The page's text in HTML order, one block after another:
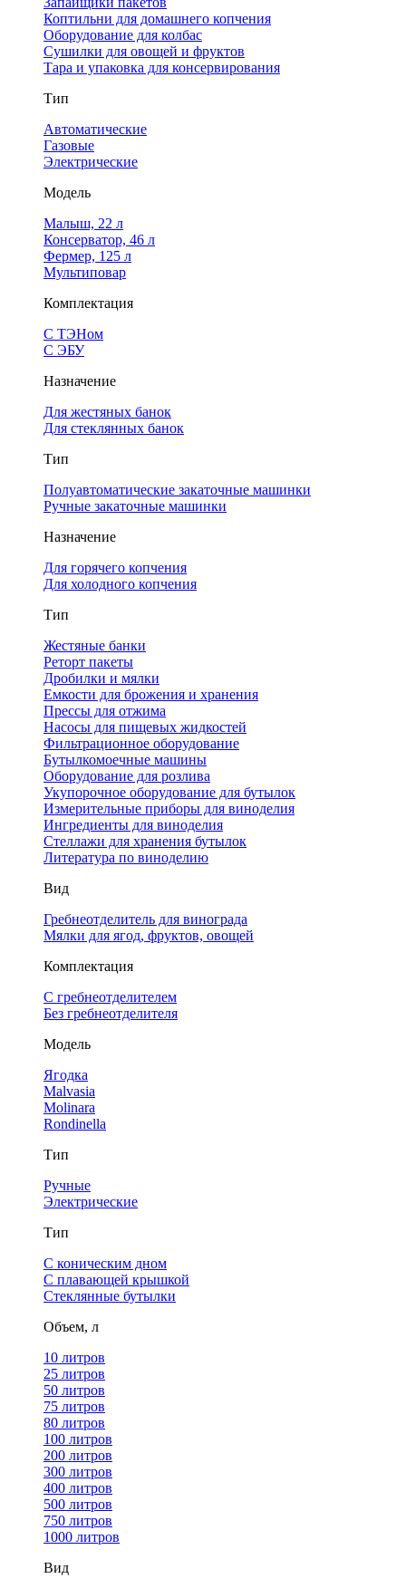
Коптильни для домашнего копчения
Оборудование для колбас
Сушилки для овощей и фруктов
Тара и упаковка для консервирования
Тип
Автоматические
Газовые
Электрические
Модель
Малыш, 22 л
Консерватор, 46 л
Фермер, 125 л
Мультиповар
Комплектация
С ТЭНом
С ЭБУ
Назначение
Для жестяных банок
Для стеклянных банок
Тип
Полуавтоматические закаточные машинки
Ручные закаточные машинки
Назначение
Для горячего копчения
Для холодного копчения
Тип
Жестяные банки
Реторт пакеты
Дробилки и мялки
Емкости для брожения и хранения
Прессы для отжима
Насосы для пищевых жидкостей
Фильтрационное оборудование
Бутылкомоечные машины
Оборудование для розлива
Укупорочное оборудование для бутылок
Измерительные приборы для виноделия
Ингредиенты для виноделия
Стеллажи для хранения бутылок
Литература по виноделию
Вид
Гребнеотделитель для винограда
Мялки для ягод, фруктов, овощей
Комплектация
С гребнеотделителем
Без гребнеотделителя
Модель
Ягодка
Malvasia
Molinara
Rondinella
Тип
Ручные
Электрические
Тип
С коническим дном
С плавающей крышкой
Стеклянные бутылки
Объем, л
10 литров
25 литров
50 литров
75 литров
80 литров
100 литров
200 литров
300 литров
400 литров
500 литров
750 литров
1000 литров
Вид